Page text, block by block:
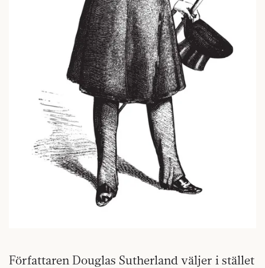
Författaren Douglas Sutherland väljer i stället